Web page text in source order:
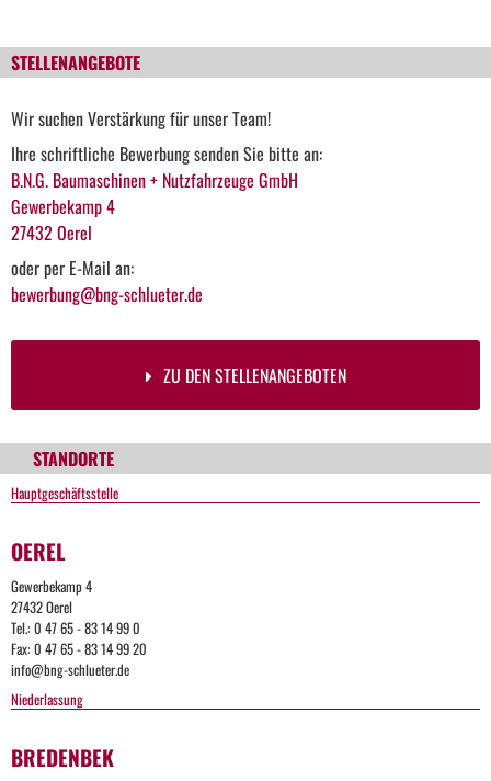
STELLENANGEBOTE
Wir suchen Verstärkung für unser Team!
Ihre schriftliche Bewerbung senden Sie bitte an:
B.N.G. Baumaschinen + Nutzfahrzeuge GmbH
Gewerbekamp 4
27432 Oerel
oder per E-Mail an:
bewerbung@bng-schlueter.de
ZU DEN STELLENANGEBOTEN
STANDORTE
Hauptgeschäftsstelle
OEREL
Gewerbekamp 4
27432 Oerel
Tel.: 0 47 65 - 83 14 99 0
Fax: 0 47 65 - 83 14 99 20
info@bng-schlueter.de
Niederlassung
BREDENBEK